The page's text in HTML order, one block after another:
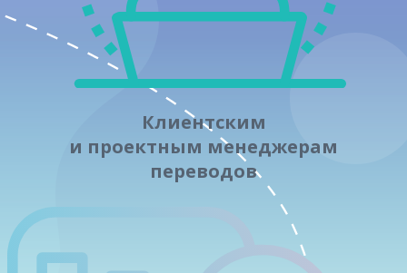
Клиентским
и проектным менеджерам
переводов